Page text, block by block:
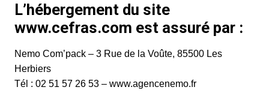
L’hébergement du site
www.cefras.com est assuré par :
Nemo Com’pack – 3 Rue de la Voûte, 85500 Les
Herbiers
Tél : 02 51 57 26 53 – www.agencenemo.fr